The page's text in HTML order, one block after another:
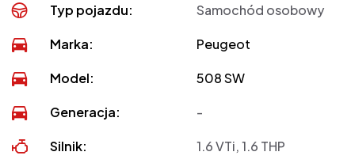
Typ pojazdu: Samochód osobowy
Marka: Peugeot
Model: 508 SW
Generacja: -
Silnik: 1.6 VTi, 1.6 THP